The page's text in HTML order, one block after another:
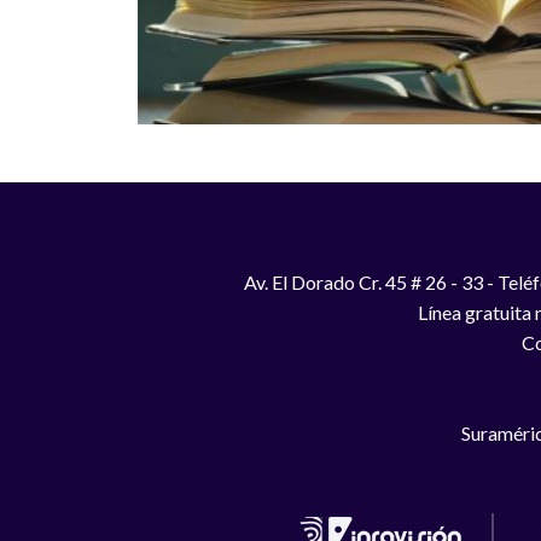
Av. El Dorado Cr. 45 # 26 - 33 -
Línea gratuita